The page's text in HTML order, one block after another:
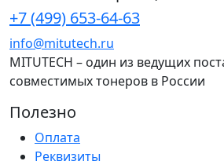
+7 (499) 653-64-63
info@mitutech.ru
MITUTECH – один из ведущих
совместимых тонеров в России
Полезно
Оплата
Реквизиты